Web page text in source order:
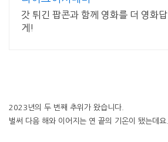
갓 튀긴 팝콘과 함께 영화를 더 영화답
게!
2023년의 두 번째 추위가 왔습니다.
벌써 다음 해와 이어지는 연 끝의 기온이 됐는데요.